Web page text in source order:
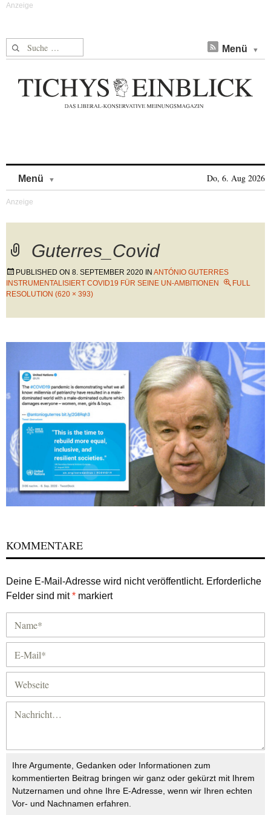
Suche nach: Menü
Menü Do, 6. Aug 2026
Guterres_Covid
PUBLISHED ON 8. SEPTEMBER 2020 IN ANTÓNIO GUTERRES
INSTRUMENTALISIERT COVID19 FÜR SEINE UN-AMBITIONEN
FULL
RESOLUTION (620 × 393)
KOMMENTARE
Deine E-Mail-Adresse wird nicht veröffentlicht. Erforderliche
Felder sind mit* markiert
Ihre Argumente, Gedanken oder Informationen zum
kommentierten Beitrag bringen wir ganz oder gekürzt mit Ihrem
Nutzernamen und ohne Ihre E-Adresse, wenn wir Ihren echten
Vor- und Nachnamen erfahren.